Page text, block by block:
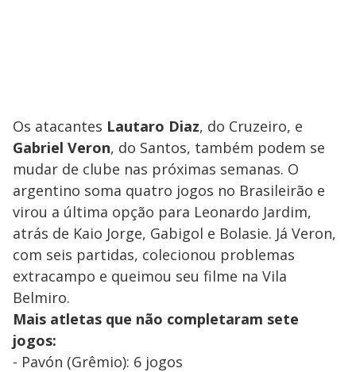
Os atacantes Lautaro Diaz, do Cruzeiro, e
Gabriel Veron, do Santos, também podem se
mudar de clube nas próximas semanas. O
argentino soma quatro jogos no Brasileirão e
virou a última opção para Leonardo Jardim,
atrás de Kaio Jorge, Gabigol e Bolasie. Já Veron,
com seis partidas, colecionou problemas
extracampo e queimou seu filme na Vila
Belmiro.
Mais atletas que não completaram sete
jogos:
- Pavón (Grêmio): 6 jogos